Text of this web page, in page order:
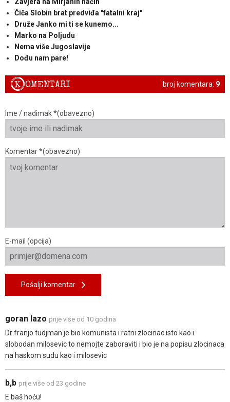
Čiča Slobin brat predviđa "fatalni kraj"
Druže Janko mi ti se kunemo...
Marko na Poljudu
Nema više Jugoslavije
Dođu nam pare!
broj komentara: 9
KOMENTARI
Ime / nadimak *(obavezno)
Komentar *(obavezno)
E-mail (opcija)
Pošalji komentar
goran lazo prije više od 10 godina
Dr franjo tudjman je bio komunista i ratni zlocinac isto kao i
slobodan milosevic to nemojte zaboraviti i bio je na popisu zlocinaca
na haskom sudu kao i milosevic
b,b prije više od 23 godine
E baš hoću!